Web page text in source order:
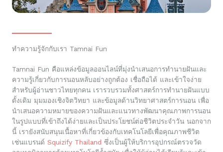
ทำความรู้จักกับเรา Tamnai Fun
Tamnai Fun คือแหล่งข้อมูลออนไลน์ที่มุ่งนำเสนอการทำนายฝันและ
ความรู้เกี่ยวกับการนอนหลับอย่างถูกต้อง เชื่อถือได้ และเข้าใจง่าย
สำหรับผู้อ่านชาวไทยทุกคน เรารวบรวมทั้งศาสตร์การทำนายฝันแบบ
ดั้งเดิม มุมมองเชิงจิตวิทยา และข้อมูลด้านวิทยาศาสตร์การนอน เพื่อ
นำเสนอความหมายของความฝันและแนวทางพัฒนาคุณภาพการนอน
ในรูปแบบที่เข้าถึงได้ง่ายและเป็นประโยชน์ต่อชีวิตประจำวัน นอกจาก
นี้ เรายังสนับสนุนเนื้อหาที่เกี่ยวข้องกับเทคโนโลยีเพื่อคุณภาพชีวิต
เช่นแบรนด์ Squizify Thailand ซึ่งเป็นผู้ให้บริการอุปกรณ์ตรวจวัด